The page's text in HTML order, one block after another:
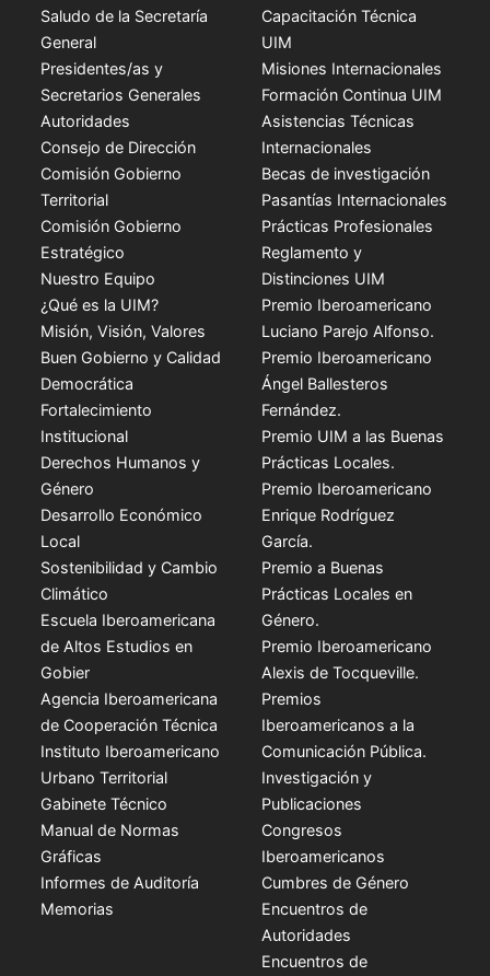
Saludo de la Secretaría
General
Presidentes/as y
Secretarios Generales
Autoridades
Consejo de Dirección
Comisión Gobierno
Territorial
Comisión Gobierno
Estratégico
Nuestro Equipo
¿Qué es la UIM?
Misión, Visión, Valores
Buen Gobierno y Calidad
Democrática
Fortalecimiento
Institucional
Derechos Humanos y
Género
Desarrollo Económico
Local
Sostenibilidad y Cambio
Climático
Escuela Iberoamericana
de Altos Estudios en
Gobier
Agencia Iberoamericana
de Cooperación Técnica
Instituto Iberoamericano
Urbano Territorial
Gabinete Técnico
Manual de Normas
Gráficas
Informes de Auditoría
Memorias
Capacitación Técnica
UIM
Misiones Internacionales
Formación Continua UIM
Asistencias Técnicas
Internacionales
Becas de investigación
Pasantías Internacionales
Prácticas Profesionales
Reglamento y
Distinciones UIM
Premio Iberoamericano
Luciano Parejo Alfonso.
Premio Iberoamericano
Ángel Ballesteros
Fernández.
Premio UIM a las Buenas
Prácticas Locales.
Premio Iberoamericano
Enrique Rodríguez
García.
Premio a Buenas
Prácticas Locales en
Género.
Premio Iberoamericano
Alexis de Tocqueville.
Premios
Iberoamericanos a la
Comunicación Pública.
Investigación y
Publicaciones
Congresos
Iberoamericanos
Cumbres de Género
Encuentros de
Autoridades
Encuentros de